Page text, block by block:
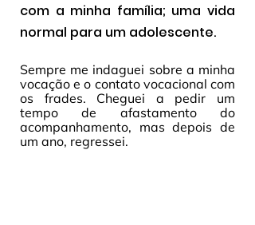
com a minha família; uma vida
normal para um adolescente.
Sempre me indaguei sobre a minha
vocação e o contato vocacional com
os frades. Cheguei a pedir um
tempo de afastamento do
acompanhamento, mas depois de
um ano, regressei.